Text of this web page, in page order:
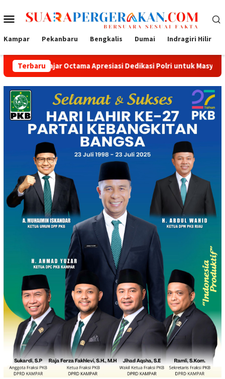
ke
Menu
Mobile
Kampar Pekanbaru Bengkalis Dumai Indragiri Hilir
Terbaru
Apresiasi Dedikasi Polri untuk Masyarakat Tak